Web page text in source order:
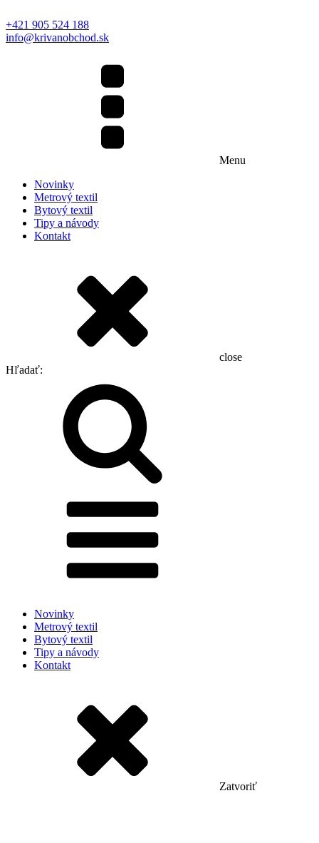
+421 905 524 188
info@krivanobchod.sk
Menu
Novinky
Metrový textil
Bytový textil
Tipy a návody
Kontakt
close
Hľadať:
Novinky
Metrový textil
Bytový textil
Tipy a návody
Kontakt
Zatvoriť